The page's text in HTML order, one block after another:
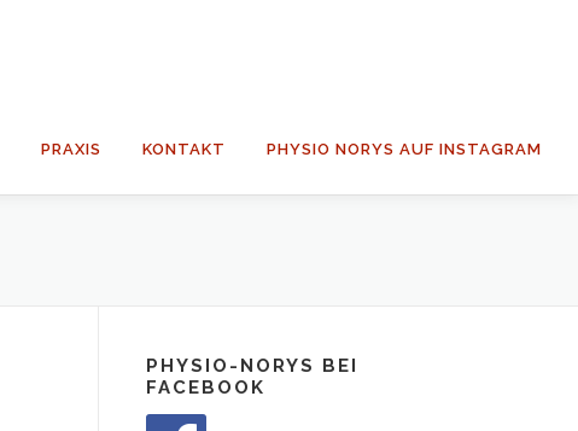
PRAXIS KONTAKT PHYSIO NORYS AUF INSTAGRAM
PHYSIO-NORYS BEI
FACEBOOK